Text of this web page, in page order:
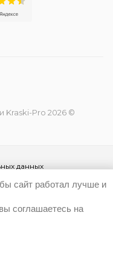
Kraski-Pro 2026 ©
данных
сайт работал лучше и
соглашаетесь на